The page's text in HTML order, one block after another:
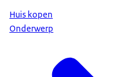
Huis kopen
Onderwerp